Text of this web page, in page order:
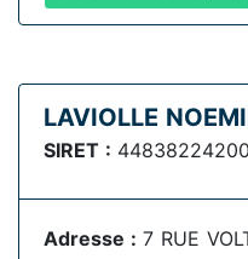
LAVIOLLE
SIRET :
Adresse : 7 RUE